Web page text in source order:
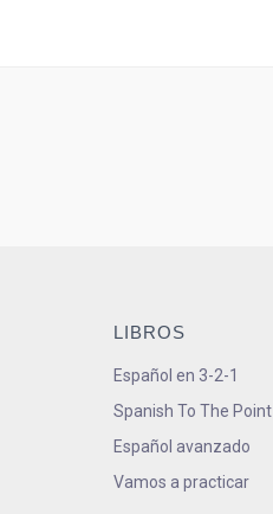
LIBROS
Español en 3-2-1
Spanish To The Point
Español avanzado
Vamos a practicar